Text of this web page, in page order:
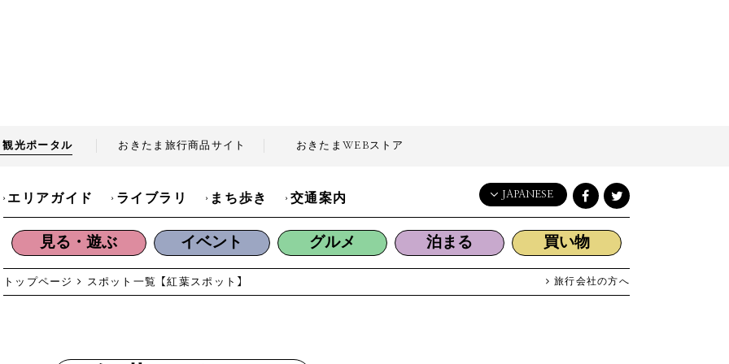
観光ポータル おきたま旅行商品 サイト おきたま WEBストア
エリアガイド ライブラリ まち歩き 交通案内 JAPANESE
English
日本語
简体中文
見る・遊ぶ イベント グルメ 泊まる 買い物
トップページ スポット一覧 【紅葉スポット】 旅行会社の方へ